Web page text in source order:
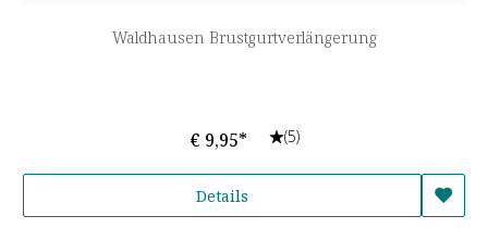
Waldhausen Brustgurtverlängerung
€ 9,95* (5)
Details